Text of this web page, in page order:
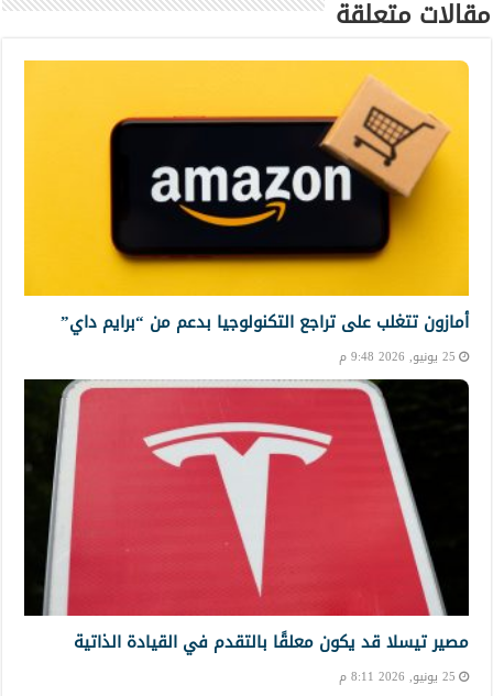
مقالات متعلقة
أمازون تتغلب على تراجع التكنولوجيا بدعم من “برايم داي”
25 يونيو, 2026 9:48 م
مصير تيسلا قد يكون معلقًا بالتقدم في القيادة الذاتية
25 يونيو, 2026 8:11 م